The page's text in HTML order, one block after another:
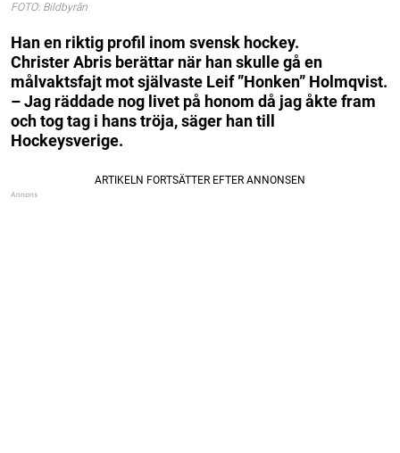
FOTO: Bildbyrån
Han en riktig profil inom svensk hockey.
Christer Abris berättar när han skulle gå en
målvaktsfajt mot självaste Leif ”Honken” Holmqvist.
– Jag räddade nog livet på honom då jag åkte fram
och tog tag i hans tröja, säger han till
Hockeysverige.